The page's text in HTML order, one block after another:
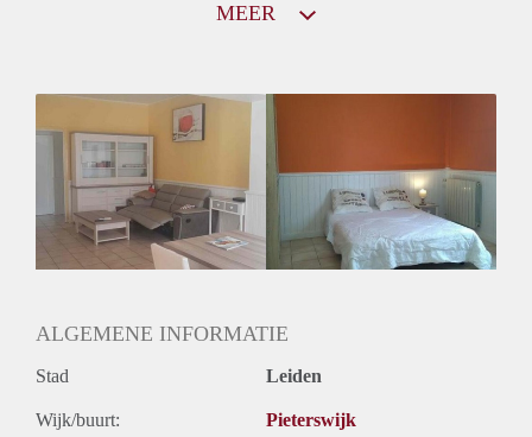
Gedeelde Douche: Ja
Gedeelde woonkamer: Ja
Huisgenoten: Ja
Geslacht huisgenoten: Gemengd
MEER
ALGEMENE INFORMATIE
Stad Leiden
Wijk/buurt: Pieterswijk